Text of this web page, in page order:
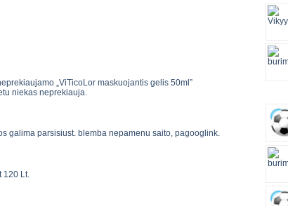
„ViTicoLor maskuojantis gelis 50ml”
niekas neprekiauja.
galima parsisiust. blemba nepamenu saito, pagooglink.
120 Lt.